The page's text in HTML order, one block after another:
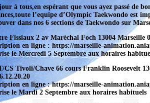
à tous,en espérant que vous ayez passé de
l’equipe d’Olympic Taekwondo est
dans nos 6 sections de Taekwondo sur
Fissiaux 2 av Maréchal Foch 13004 Marseille
en ligne : https://marseille-
le Mercredi 5 Septembre aux horaires
CS Tivoli/Chave 66 cours Franklin Roosevelt
en ligne : https://marseille-
le Mardi 2 Septembre aux horaires habituels